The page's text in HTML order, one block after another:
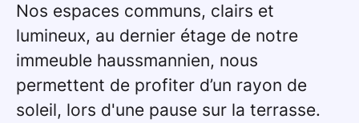
Nos espaces communs, clairs et
lumineux, au dernier étage de notre
immeuble haussmannien, nous
permettent de profiter d’un rayon de
soleil, lors d'une pause sur la terrasse.